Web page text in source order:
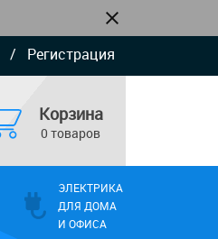
/ Регистрация
Корзина
0 товаров
ЭЛЕКТРИКА
ДЛЯ ДОМА
И ОФИСА